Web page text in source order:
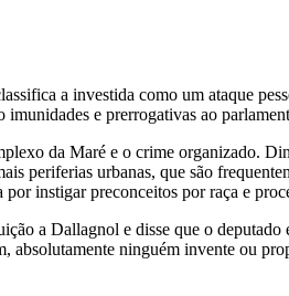
a investida como um ataque
e prerrogativas ao
da Maré e o crime organizado.
periferias urbanas, que são
instigar preconceitos por raça e
a Dallagnol e disse que o deputado
ninguém invente ou